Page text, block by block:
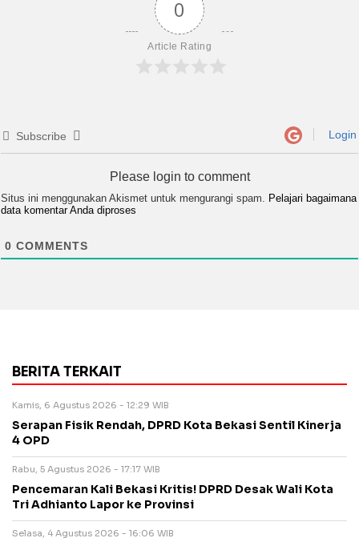
0
Article Rating
Subscribe Login
Please login to comment
Situs ini menggunakan Akismet untuk mengurangi spam. Pelajari bagaimana
data komentar Anda diproses
0 COMMENTS
BERITA TERKAIT
Kamis, 6 Agustus 2026 - 12:29 WIB
Serapan Fisik Rendah, DPRD Kota Bekasi Sentil Kinerja
4 OPD
Rabu, 5 Agustus 2026 - 17:17 WIB
Pencemaran Kali Bekasi Kritis! DPRD Desak Wali Kota
Tri Adhianto Lapor ke Provinsi
Selasa, 4 Agustus 2026 - 16:06 WIB